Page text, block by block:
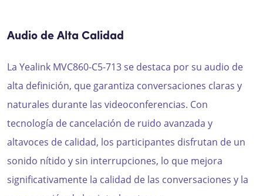
Audio de Alta Calidad
La Yealink MVC860-C5-713 se destaca por su audio de
alta definición, que garantiza conversaciones claras y
naturales durante las videoconferencias. Con
tecnología de cancelación de ruido avanzada y
altavoces de calidad, los participantes disfrutan de un
sonido nítido y sin interrupciones, lo que mejora
significativamente la calidad de las conversaciones y la